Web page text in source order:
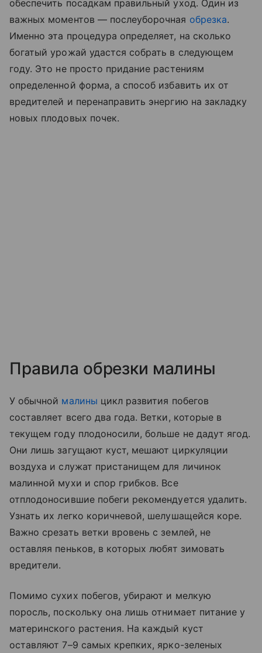
обеспечить посадкам правильный уход. Один из
важных моментов — послеуборочная обрезка.
Именно эта процедура определяет, на сколько
богатый урожай удастся собрать в следующем
году. Это не просто придание растениям
определенной форма, а способ избавить их от
вредителей и перенаправить энергию на закладку
новых плодовых почек.
Правила обрезки малины
У обычной малины цикл развития побегов
составляет всего два года. Ветки, которые в
текущем году плодоносили, больше не дадут ягод.
Они лишь загущают куст, мешают циркуляции
воздуха и служат пристанищем для личинок
малинной мухи и спор грибков. Все
отплодоносившие побеги рекомендуется удалить.
Узнать их легко коричневой, шелушащейся коре.
Важно срезать ветки вровень с землей, не
оставляя пеньков, в которых любят зимовать
вредители.
Помимо сухих побегов, убирают и мелкую
поросль, поскольку она лишь отнимает питание у
материнского растения. На каждый куст
оставляют 7–9 самых крепких, ярко-зеленых